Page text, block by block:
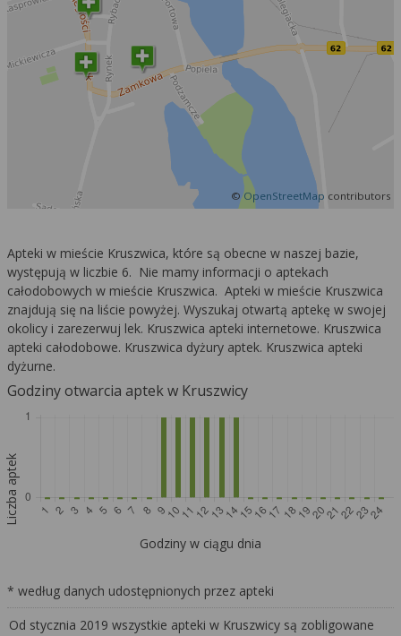
©OpenStreetMap contributors
Apteki w mieście Kruszwica, które są obecne w naszej bazie,
występują w liczbie 6. Nie mamy informacji o aptekach
całodobowych w mieście Kruszwica. Apteki w mieście Kruszwica
znajdują się na liście powyżej. Wyszukaj otwartą aptekę w swojej
okolicy i zarezerwuj lek. Kruszwica apteki internetowe. Kruszwica
apteki całodobowe. Kruszwica dyżury aptek. Kruszwica apteki
dyżurne.
Godziny otwarcia aptek w Kruszwicy
Liczba aptek
Godziny w ciągu dnia
* według danych udostępnionych przez apteki
Od stycznia 2019 wszystkie apteki w Kruszwicy są zobligowane